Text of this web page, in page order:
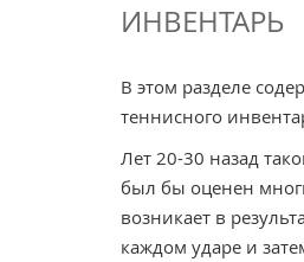
ИНВЕНТАРЬ
В этом разделе
теннисного
Лет 20-30 назад
был бы оценен
возникает в
каждом ударе и